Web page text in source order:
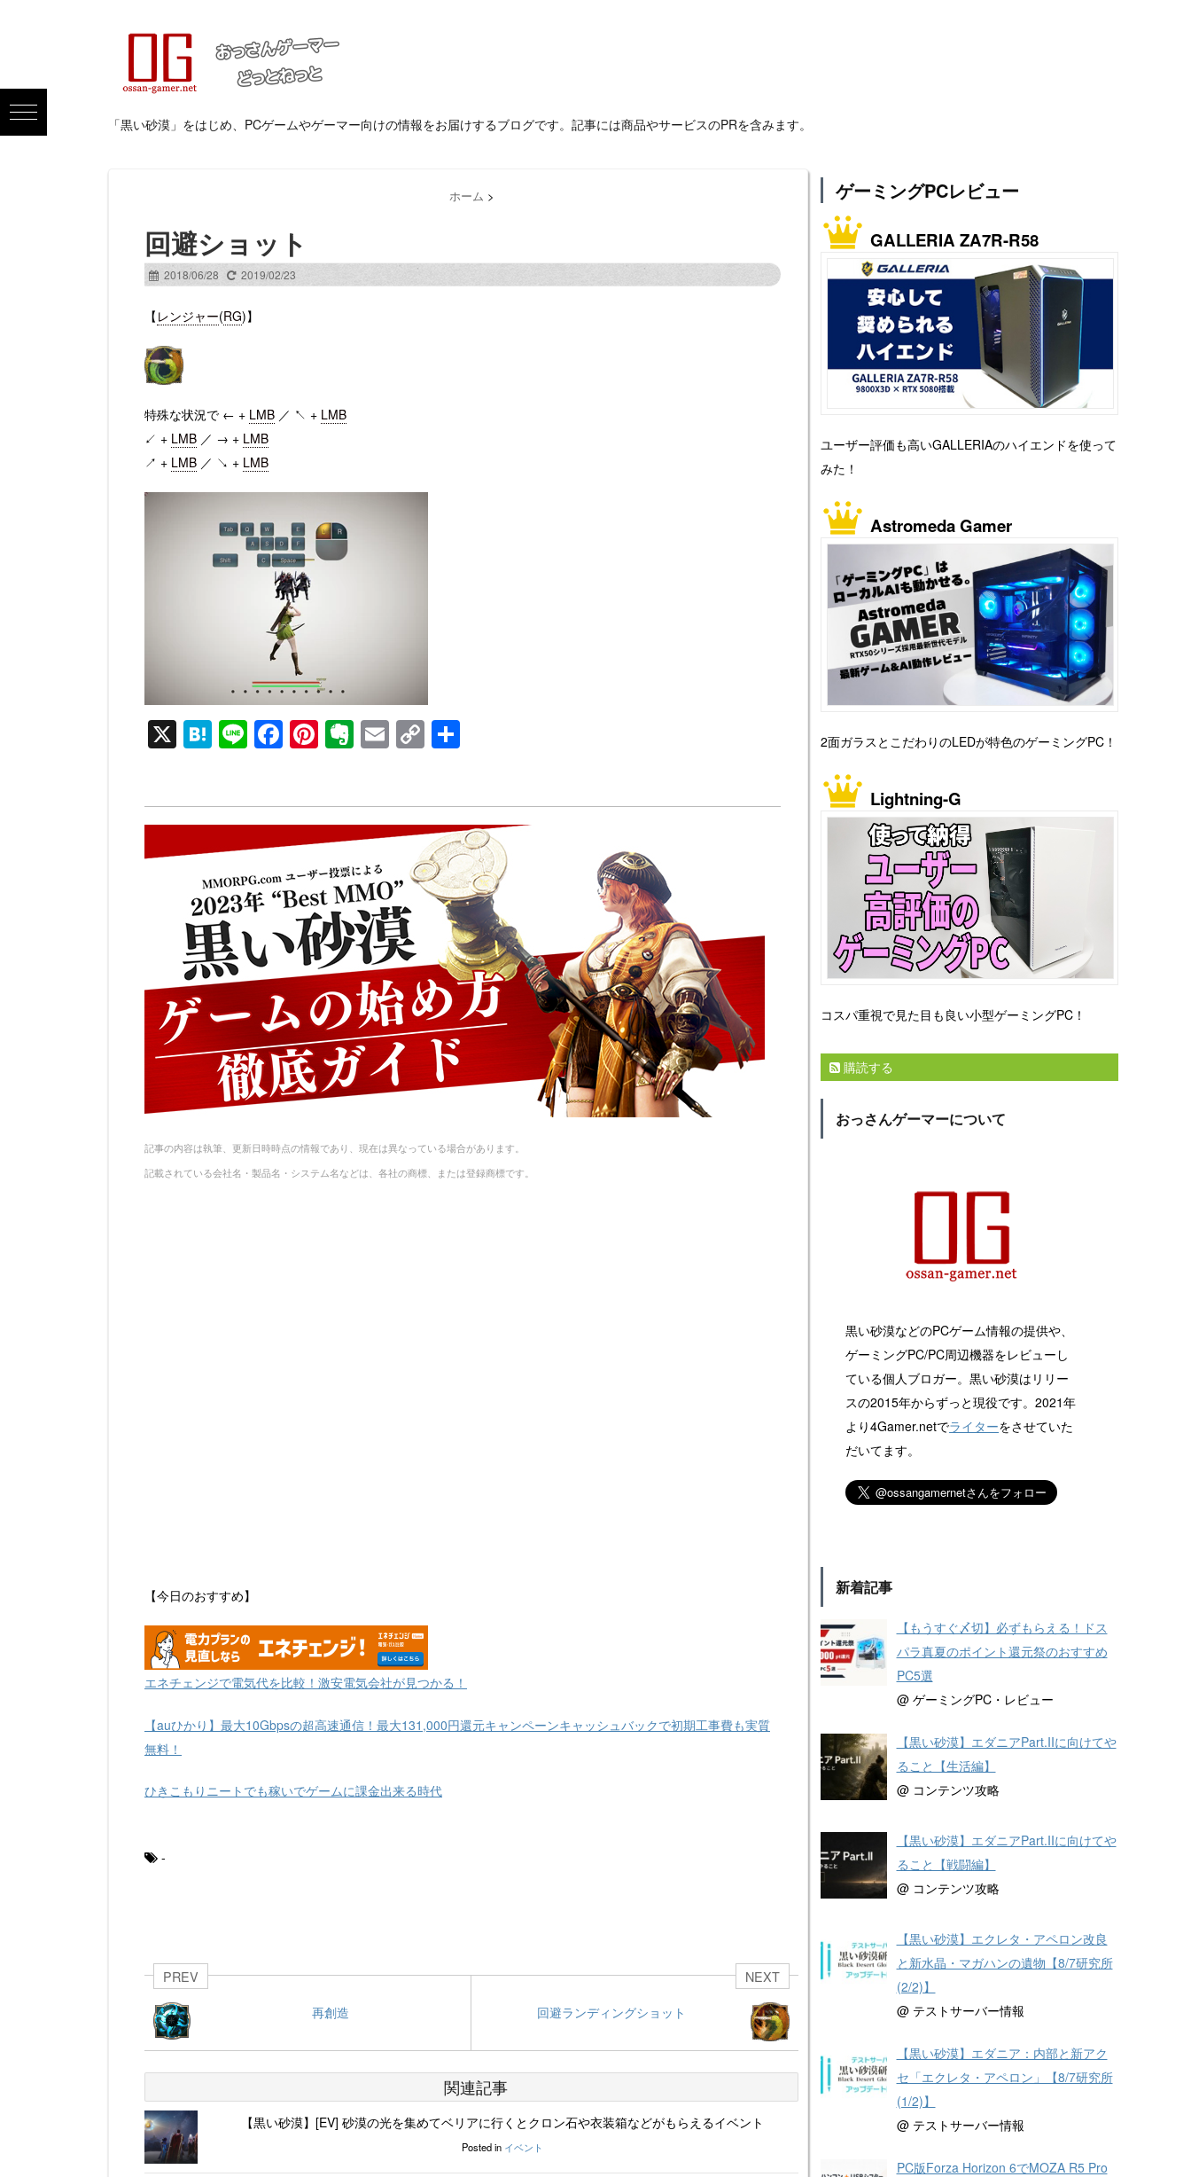
「黒い砂漠」をはじめ、PCゲームやゲーマー向けの情報をお届けするブログです。記事には商品やサービスのPRを含みます。
ホーム >
回避ショット
2018/06/28 2019/02/23
【 レンジャー(RG)】
特殊な状況で ← + LMB ／ ↖ + LMB
↙ + LMB ／ → + LMB
↗ + LMB ／ ↘ + LMB
動
X H
at
n
a
Li
n
F
a
e
b
o
o
k
Pi
nt
e
st
E
v
n
ot
e
E
m
C
o
y
Li
n
k
記事の内容は執筆、更新日時時点の情報であり、現在は異なっている場合があります。
記載されている会社名・製品名・システム名などは、各社の商標、または登録商標です。
【今日のおすすめ】
エネチェンジで電気代を比較！激安電気会社が見つかる！
【auひかり】最大10Gbpsの超高速通信！最大131,000円還元キャンペーンキャッシュバックで初期工事費も実質
無料！
ひきこもりニートでも稼いでゲームに課金出来る時代
-
PREV
再創造
NEXT
回避ランディングショット
関連記事
【黒い砂漠】[EV] 砂漠の光を集めてベリアに行くとクロン石や衣装箱などがもらえるイベント
Posted in イベント
ゲーミングPCレビュー
GALLERIA ZA7R-R58
ユーザー評価も高いGALLERIAのハイエンドを使って
みた！
Astromeda Gamer
2面ガラスとこだわりのLEDが特色のゲーミングPC！
Lightning-G
コスパ重視で見た目も良い小型ゲーミングPC！
購読する
おっさんゲーマーについて
黒い砂漠などのPCゲーム情報の提供や、
ゲーミングPC/PC周辺機器をレビューし
ている個人ブロガー。黒い砂漠はリリー
スの2015年からずっと現役です。2021年
より4Gamer.netでライターをさせていた
だいてます。
新着記事
【もうすぐ〆切】必ずもらえる！ドス
パラ真夏のポイント還元祭のおすすめ
PC5選
@ ゲーミングPC・レビュー
【黒い砂漠】エダニアPart.IIに向けてや
ること【生活編】
@ コンテンツ攻略
【黒い砂漠】エダニアPart.IIに向けてや
ること【戦闘編】
@ コンテンツ攻略
【黒い砂漠】エクレタ・アペロン改良
と新水晶・マガハンの遺物【8/7研究所
(2/2)】
@ テストサーバー情報
【黒い砂漠】エダニア：内部と新アク
セ「エクレタ・アペロン」【8/7研究所
(1/2)】
@ テストサーバー情報
PC版Forza Horizon 6でMOZA R5 Pro